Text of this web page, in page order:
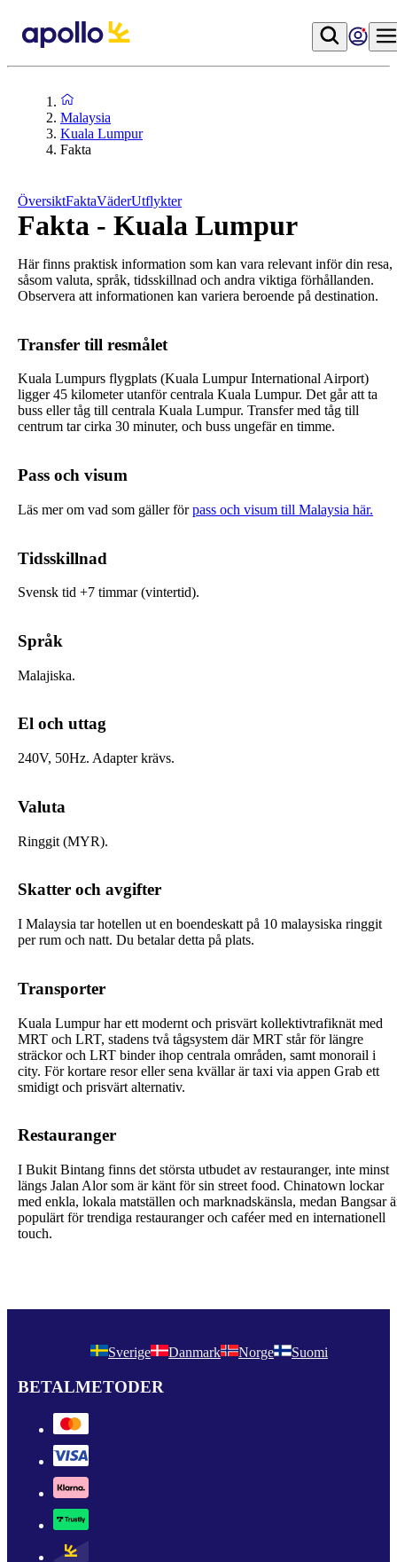
Malaysia
Kuala Lumpur
Fakta
ÖversiktFaktaVäderUtflykter
Fakta - Kuala Lumpur
Här finns praktisk information som kan vara relevant inför din resa,
såsom valuta, språk, tidsskillnad och andra viktiga förhållanden.
Observera att informationen kan variera beroende på destination.
Transfer till resmålet
Kuala Lumpurs flygplats (Kuala Lumpur International Airport)
ligger 45 kilometer utanför centrala Kuala Lumpur. Det går att ta
buss eller tåg till centrala Kuala Lumpur. Transfer med tåg till
centrum tar cirka 30 minuter, och buss ungefär en timme.
Pass och visum
Läs mer om vad som gäller förpass och visum till Malaysia här.
Tidsskillnad
Svensk tid +7 timmar (vintertid).
Språk
Malajiska.
El och uttag
240V, 50Hz. Adapter krävs.
Valuta
Ringgit (MYR).
Skatter och avgifter
I Malaysia tar hotellen ut en boendeskatt på 10 malaysiska ringgit
per rum och natt. Du betalar detta på plats.
Transporter
Kuala Lumpur har ett modernt och prisvärt kollektivtrafiknät med
MRT och LRT, stadens två tågsystem där MRT står för längre
sträckor och LRT binder ihop centrala områden, samt monorail i
city. För kortare resor eller sena kvällar är taxi via appen Grab ett
smidigt och prisvärt alternativ.
Restauranger
I Bukit Bintang finns det största utbudet av restauranger, inte minst
längs Jalan Alor som är känt för sin street food. Chinatown lockar
med enkla, lokala matställen och marknadskänsla, medan Bangsar
populärt för trendiga restauranger och caféer med en internationell
touch.
Sverige Danmark Norge Suomi
BETALMETODER